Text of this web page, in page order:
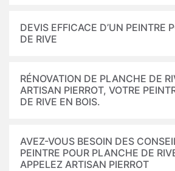
DEVIS EFFICACE D’UN PEINTRE
DE RIVE
RÉNOVATION DE PLANCHE DE
ARTISAN PIERROT, VOTRE
DE RIVE EN BOIS.
AVEZ-VOUS BESOIN DES
PEINTRE POUR PLANCHE DE
APPELEZ ARTISAN PIERROT